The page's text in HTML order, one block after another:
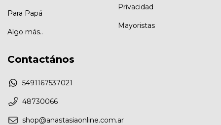
Para Papá
Algo más..
Privacidad
Mayoristas
Contactános
5491167537021
48730066
shop@anastasiaonline.com.ar